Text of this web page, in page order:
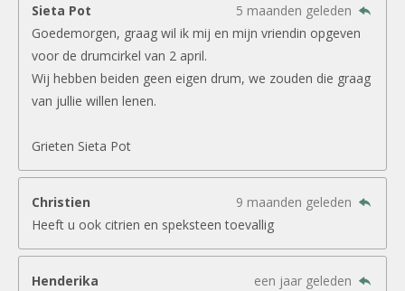
Sieta Pot
5 maanden geleden
Goedemorgen, graag wil ik mij en mijn vriendin opgeven
voor de drumcirkel van 2 april.
Wij hebben beiden geen eigen drum, we zouden die graag
van jullie willen lenen.
Grieten Sieta Pot
Christien
9 maanden geleden
Heeft u ook citrien en speksteen toevallig
Henderika
een jaar geleden